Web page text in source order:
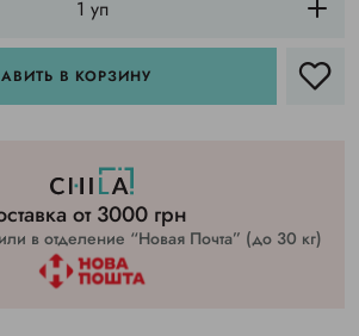
В КОРЗИНУ
от 3000 грн
в отделение “Новая Почта” (до 30 кг)